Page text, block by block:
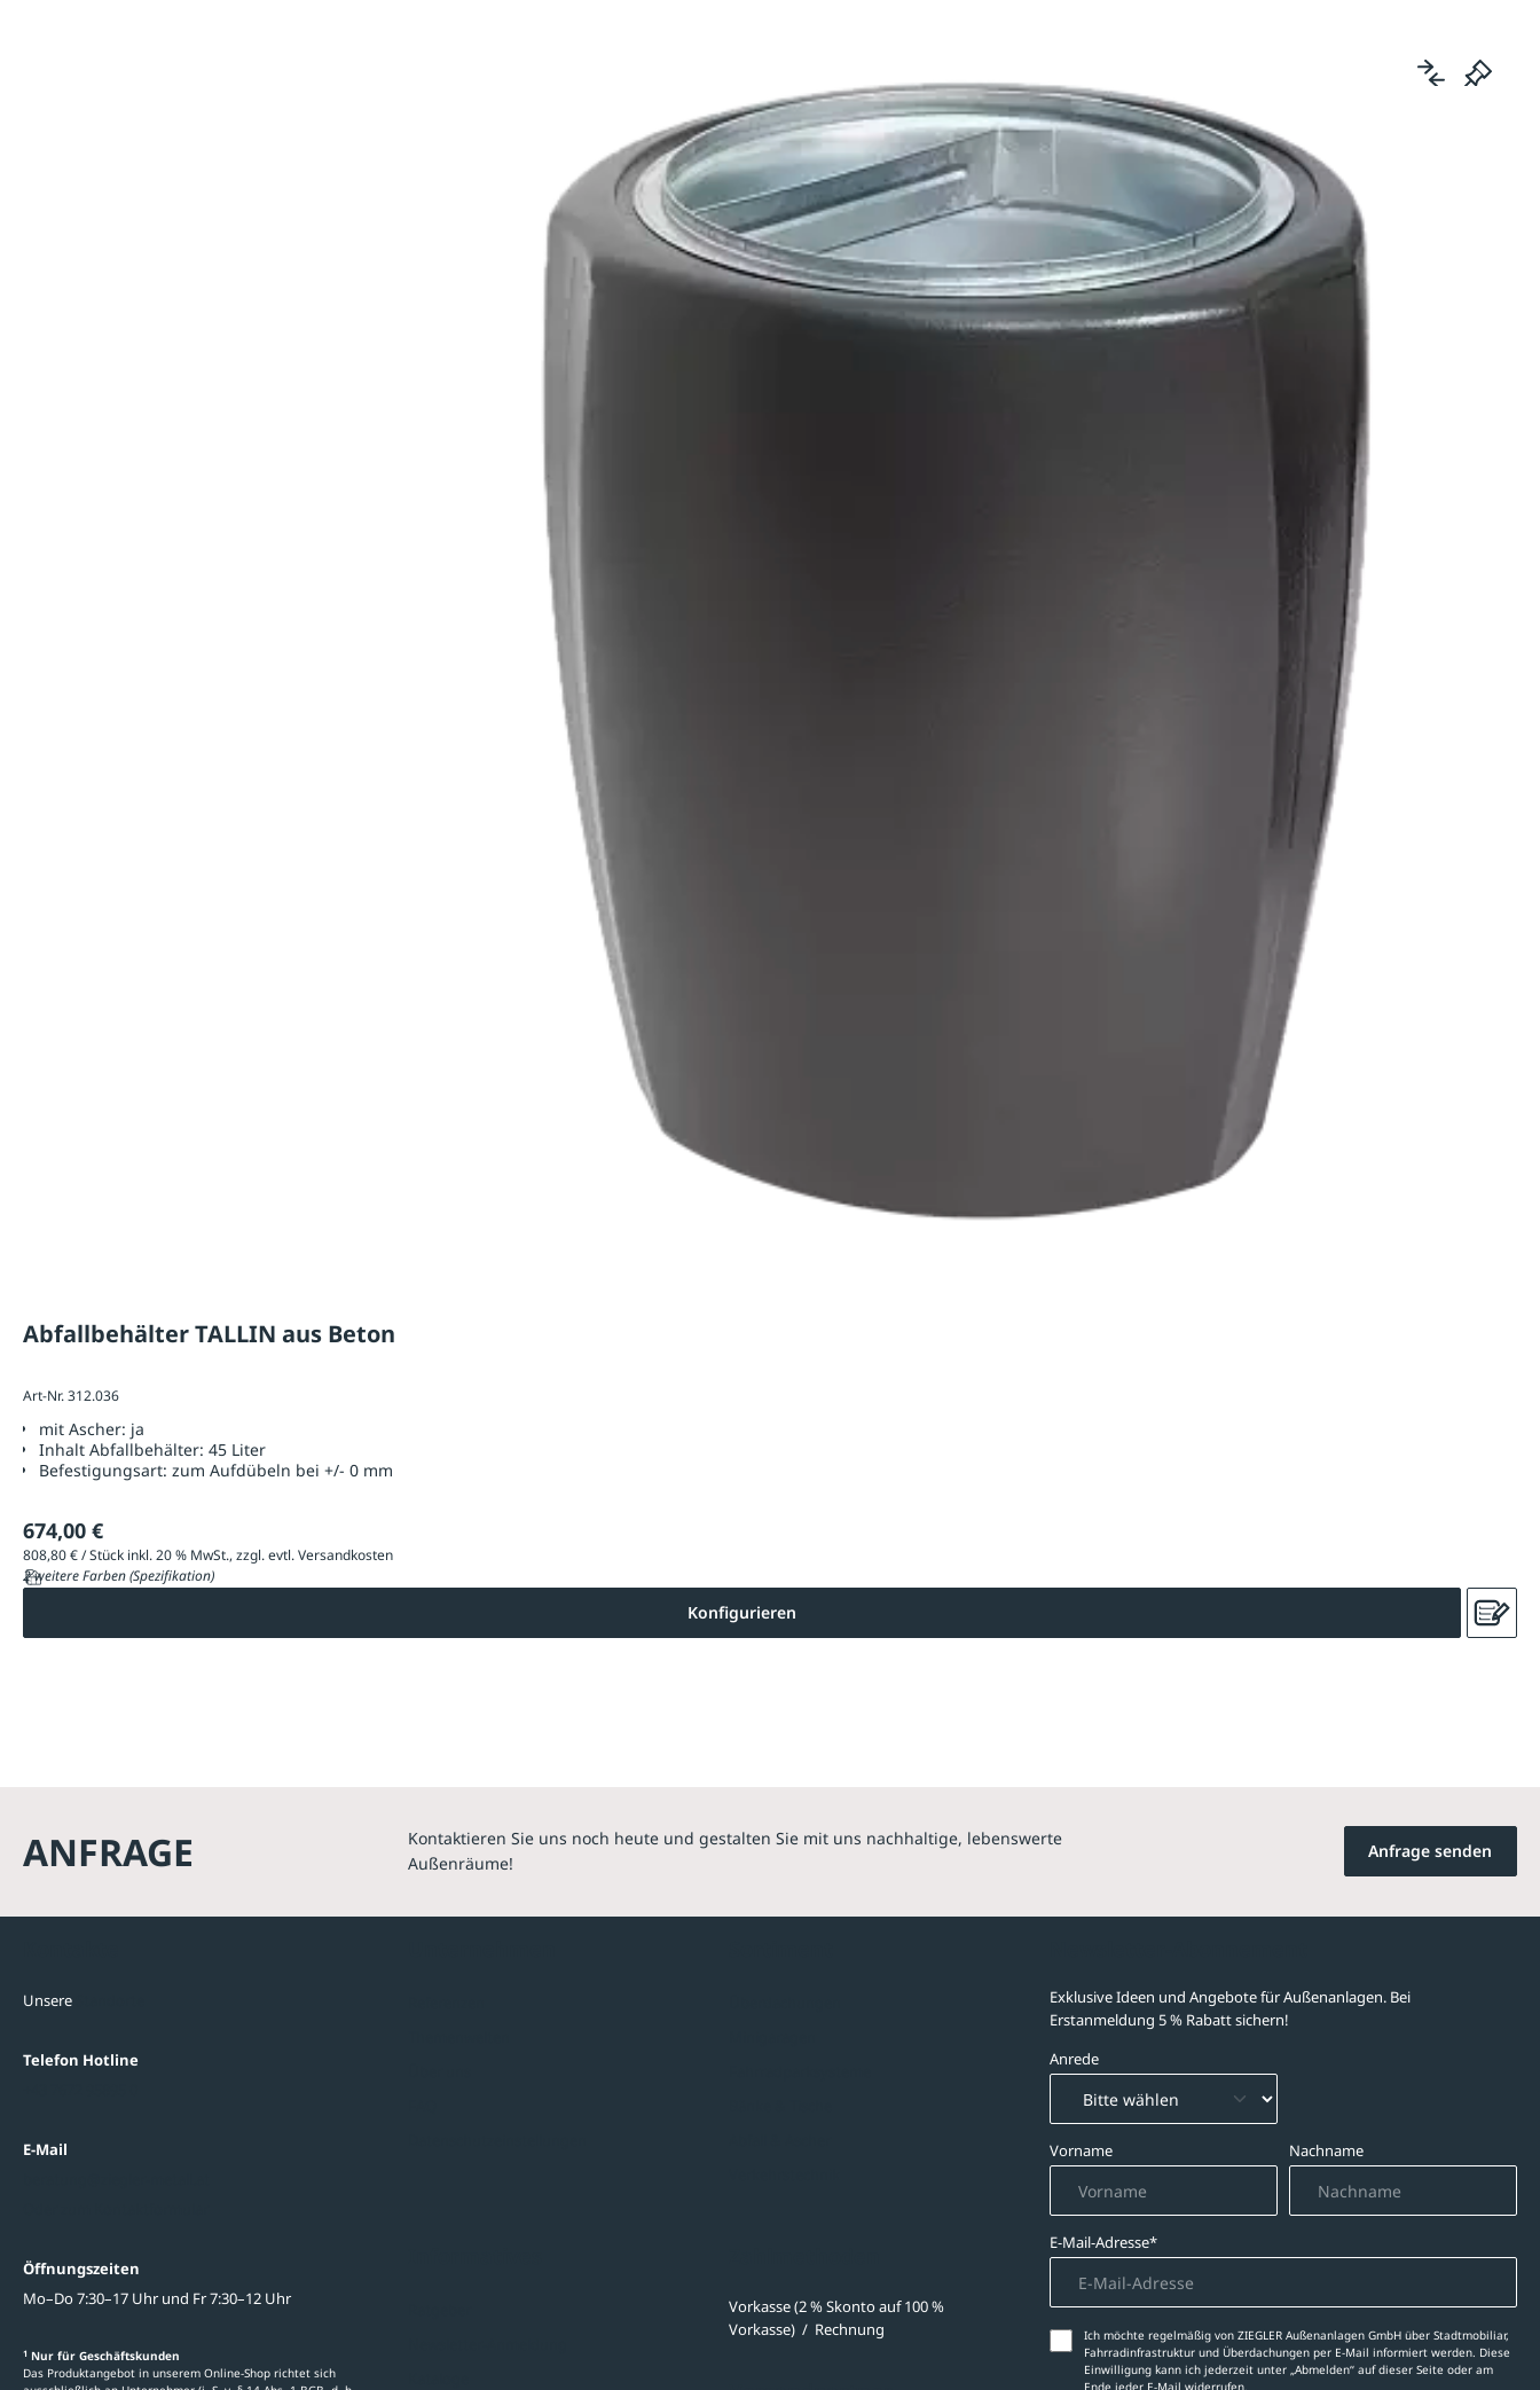
Abfallbehälter TALLIN aus Beton
Art-Nr. 312.036
mit Ascher: ja
Inhalt Abfallbehälter: 45 Liter
Befestigungsart: zum Aufdübeln bei +/- 0 mm
674,00 €
808,80 € / Stück inkl. 20 % MwSt., zzgl. evtl. Versandkosten
2 weitere Farben (Spezifikation)
Konfigurieren
ANFRAGE
Kontaktieren Sie uns noch heute und gestalten Sie mit uns nachhaltige, lebenswerte
Außenräume!
Anfrage senden
Unsere
Telefon Hotline
E-Mail
Öffnungszeiten
Mo–Do 7:30–17 Uhr und Fr 7:30–12 Uhr
1 Nur für Geschäftskunden
Das Produktangebot in unserem Online-Shop richtet sich
Vorkasse (2 % Skonto auf 100 %
Vorkasse) / Rechnung
Exklusive Ideen und Angebote für Außenanlagen. Bei
Erstanmeldung 5 % Rabatt sichern!
Anrede
Vorname Nachname
E-Mail-Adresse*
Ich möchte regelmäßig von ZIEGLER Außenanlagen GmbH über Stadtmobiliar,
Fahrradinfrastruktur und Überdachungen per E-Mail informiert werden. Diese
Einwilligung kann ich jederzeit unter „Abmelden‘‘ auf dieser Seite oder am
Ende jeder E-Mail widerrufen.